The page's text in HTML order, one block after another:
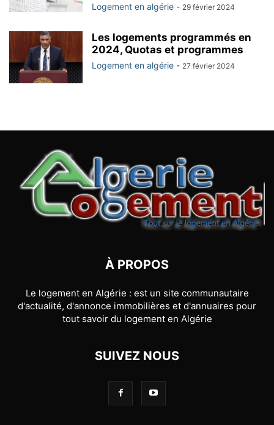
Logement en algérie - 29 février 2024
Les logements programmés en
2024, Quotas et programmes
Logement en algérie - 27 février 2024
À PROPOS
Le logement en Algérie : est un site communautaire
d'actualité, d'annonce immobilières et d'annuaires pour
tout savoir du logement en Algérie
SUIVEZ NOUS